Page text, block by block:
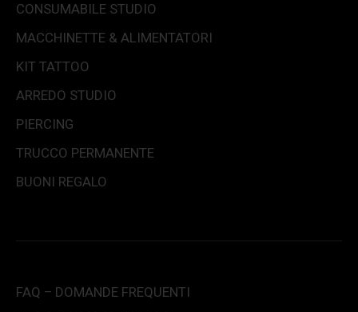
CONSUMABILE STUDIO
MACCHINETTE & ALIMENTATORI
KIT TATTOO
ARREDO STUDIO
PIERCING
TRUCCO PERMANENTE
BUONI REGALO
FAQ – DOMANDE FREQUENTI